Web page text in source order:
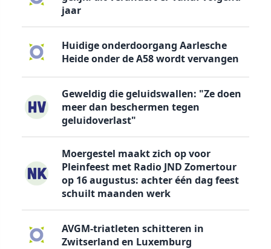
jaar
Huidige onderdoorgang Aarlesche
Heide onder de A58 wordt vervangen
Geweldig die geluidswallen: "Ze doen
meer dan beschermen tegen
geluidoverlast"
Moergestel maakt zich op voor
Pleinfeest met Radio JND Zomertour
op 16 augustus: achter één dag feest
schuilt maanden werk
AVGM-triatleten schitteren in
Zwitserland en Luxemburg